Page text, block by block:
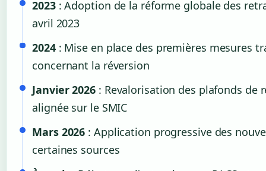
2023: Adoption de la réforme globale des
avril 2023
2024: Mise en place des premières mesures
concernant la réversion
Janvier 2026 : Revalorisation des plafonds de
alignée sur le SMIC
Mars 2026 : Application progressive des
certaines sources